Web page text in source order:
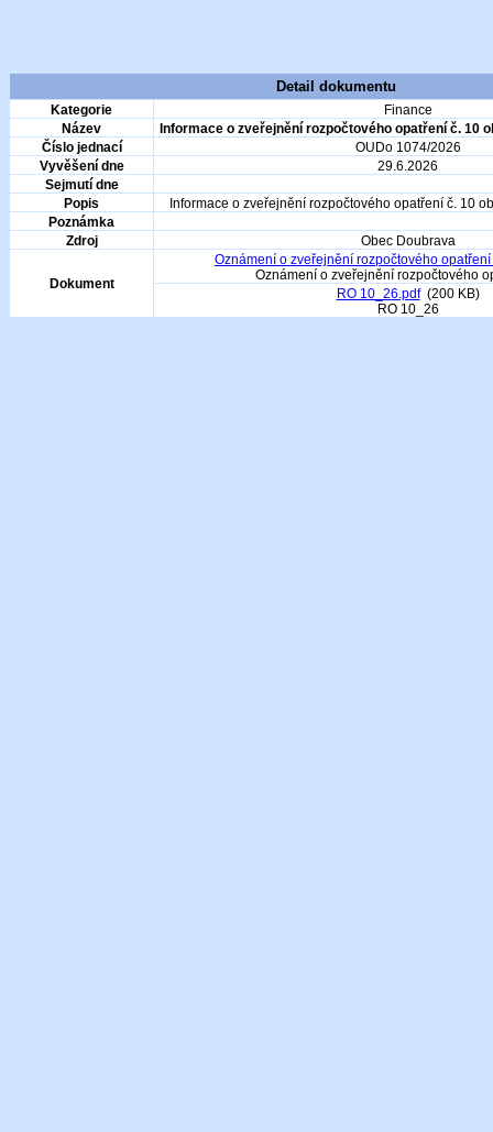
Detail dokumentu
Kategorie
Finance
Název
Informace o zveřejnění rozpočtového opatření č. 10
Číslo jednací
OUDo 1074/2026
Vyvěšení dne
29.6.2026
Sejmutí dne
Popis
Informace o zveřejnění rozpočtového opatření č. 10
Poznámka
Zdroj
Obec Doubrava
Dokument
Oznámení o zveřejnění rozpočtového opatření
Oznámení o zveřejnění rozpočtového
RO 10_26.pdf(200 KB)
RO 10_26